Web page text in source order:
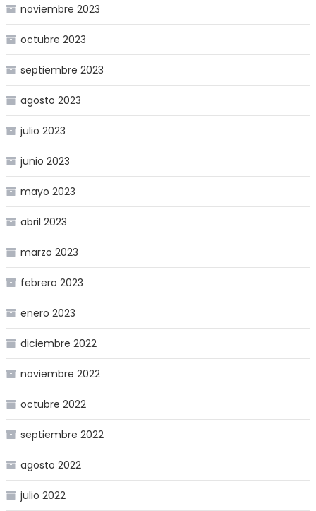
noviembre 2023
octubre 2023
septiembre 2023
agosto 2023
julio 2023
junio 2023
mayo 2023
abril 2023
marzo 2023
febrero 2023
enero 2023
diciembre 2022
noviembre 2022
octubre 2022
septiembre 2022
agosto 2022
julio 2022